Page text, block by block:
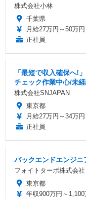
株式会社小林
千葉県
月給27万円～50万円
正社員
「最短で収入確保へ!
チェック作業中心/未
株式会社SNJAPAN
東京都
月給27万円～34万円
正社員
バックエンドエンジニ
フォイトターボ株式会社
東京都
年収900万円～1,100